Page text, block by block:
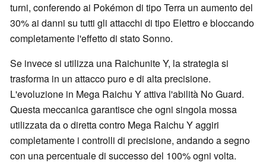
turni, conferendo ai Pokémon di tipo Terra un aumento del
30% ai danni su tutti gli attacchi di tipo Elettro e bloccando
completamente l'effetto di stato Sonno.
Se invece si utilizza una Raichunite Y, la strategia si
trasforma in un attacco puro e di alta precisione.
L'evoluzione in Mega Raichu Y attiva l'abilità No Guard.
Questa meccanica garantisce che ogni singola mossa
utilizzata da o diretta contro Mega Raichu Y aggiri
completamente i controlli di precisione, andando a segno
con una percentuale di successo del 100% ogni volta.